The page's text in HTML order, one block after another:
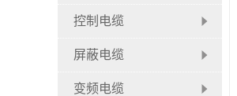
控制电缆
屏蔽电缆
变频电缆